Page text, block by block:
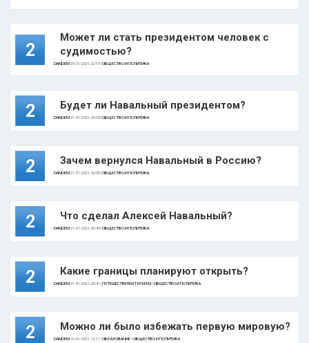
2
Может ли стать президентом человек с
судимостью?
DANDEM25-01-2021, 22:19 |ОБЩЕСТВО И ПОЛИТИКА
2 Будет ли Навальный президентом?
DANDEM21-01-2021, 00:58 |ОБЩЕСТВО И ПОЛИТИКА
2 Зачем вернулся Навальный в Россию?
DANDEM21-01-2021, 00:50 |ОБЩЕСТВО И ПОЛИТИКА
2 Что сделал Алексей Навальный?
DANDEM21-01-2021, 00:48 |ОБЩЕСТВО И ПОЛИТИКА
2 Какие границы планируют открыть?
DANDEM21-01-2021, 00:41 |ПУТЕШЕСТВИЯ И ТУРИЗМ /ОБЩЕСТВО И ПОЛИТИКА
2 Можно ли было избежать первую мировую?
DANDEM16-01-2021, 12:11 |ОБРАЗОВАНИЕ /ОБЩЕСТВО И ПОЛИТИКА